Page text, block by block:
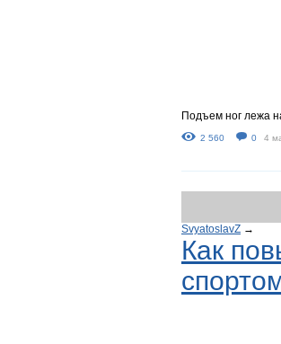
Подъем ног лежа
2 560 0 4
SvyatoslavZ →
Как